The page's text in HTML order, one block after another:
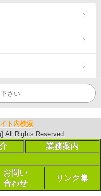
ト内検索
] All Rights Reserved.
業務案内
お問い
合わせ
リンク集
･税務（相続税・確定申
浜名区・浜松市天竜区
Rights Reserved.
替える